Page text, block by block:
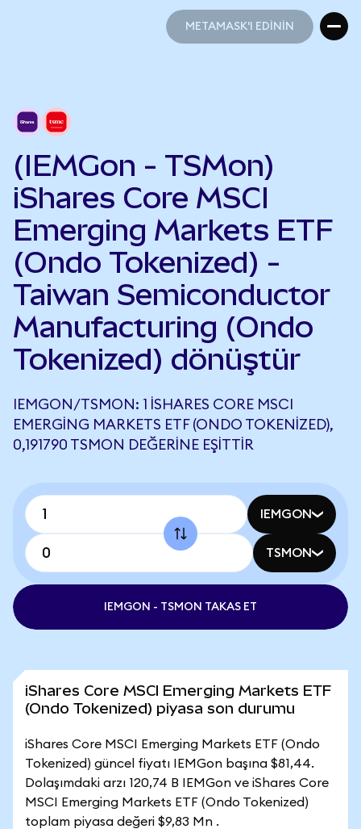
METAMASK'I EDİNİN
(IEMGon - TSMon)
iShares Core MSCI
Emerging Markets ETF
(Ondo Tokenized) -
Taiwan Semiconductor
Manufacturing (Ondo
Tokenized) dönüştür
IEMGON/TSMON: 1 ISHARES CORE MSCI
EMERGING MARKETS ETF (ONDO TOKENIZED),
0,191790 TSMON DEĞERINE EŞITTIR
IEMGON
TSMON
IEMGON - TSMON TAKAS ET
iShares Core MSCI Emerging Markets ETF
(Ondo Tokenized) piyasa son durumu
iShares Core MSCI Emerging Markets ETF (Ondo
Tokenized) güncel fiyatı IEMGon başına $81,44.
Dolaşımdaki arzı 120,74 B IEMGon ve iShares Core
MSCI Emerging Markets ETF (Ondo Tokenized)
toplam piyasa değeri $9,83 Mn .